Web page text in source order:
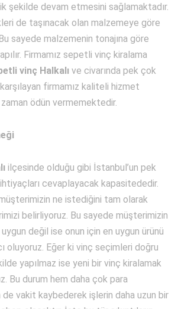
şekilde devam etmesini sağlamaktadır.
de taşınacak olan malzemeye göre
sayede malzemenin tonajına göre
Firmamız sepetli vinç kiralama
vinç Halkalı ve civarında pek çok
firmamız kaliteli hizmet
zaman ödün vermemektedir.
ilçesinde olduğu gibi İstanbul’un pek
cevaplayacak kapasitededir.
ne istediğini tam olarak
belirliyoruz. Bu sayede müşterimizin
değil ise onun için en uygun ürünü
oluyoruz. Eğer ki vinç seçimleri doğru
yapılmaz ise yeni bir vinç kiralamak
Bu durum hem daha çok para
vakit kaybederek işlerin daha uzun bir